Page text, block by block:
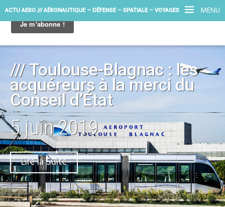
MENU
ACTU AERO /// AÉRONAUTIQUE – DÉFENSE – SPATIALE – VOYAGES
/// Toulouse-Blagnac : les
acquéreurs à la merci du
Conseil d’État
5 juin 2019
Lire la Suite